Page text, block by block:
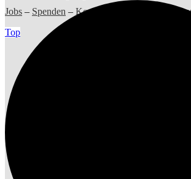
Jobs – Spenden – Kontakt
Top